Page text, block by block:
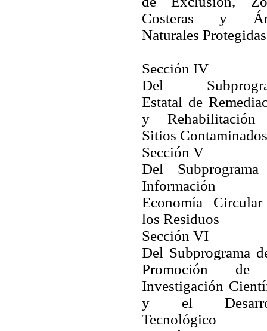
Costeras y
Naturales
Sección IV
Del
Estatal de
y Rehabilitación
Sitios Contaminados
Sección V
Del
Información
Economía
los Residuos
Sección VI
Del Subprograma
Promoción
Investigación
y el
Tecnológico